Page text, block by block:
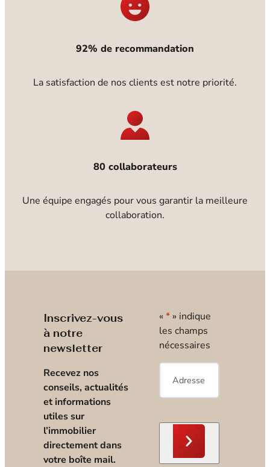
92% de recommandation
La satisfaction de nos clients est notre priorité.
80 collaborateurs
Une équipe engagés pour vous garantir la meilleure
collaboration.
Inscrivez-vous
à notre
newsletter
Recevez nos
conseils, actualités
et informations
utiles sur
l’immobilier
directement dans
votre boîte mail.
« * » indique
les champs
nécessaires
E-
mail*